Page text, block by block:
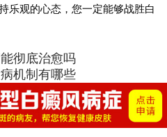
乐观的心态，您一定能够战胜白
彻底治愈吗
机制有哪些